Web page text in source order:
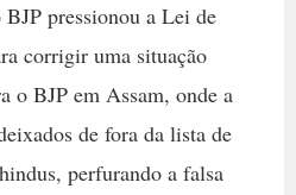
pressionou a Lei de
corrigir uma situação
o BJP em Assam, onde a
de fora da lista de
perfurando a falsa